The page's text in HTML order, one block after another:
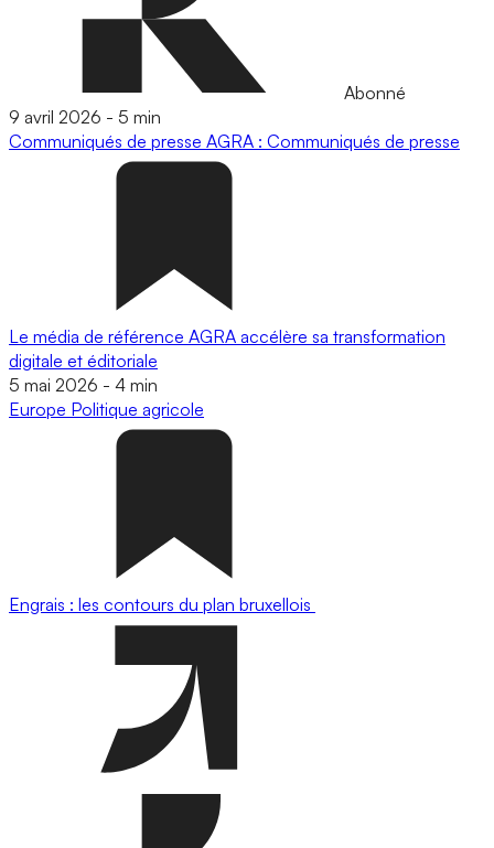
Abonné
9 avril 2026 - 5 min
Communiqués de presse AGRA : Communiqués de presse
Le média de référence AGRA accélère sa transformation
digitale et éditoriale
5 mai 2026 - 4 min
Europe Politique agricole
Engrais : les contours du plan bruxellois